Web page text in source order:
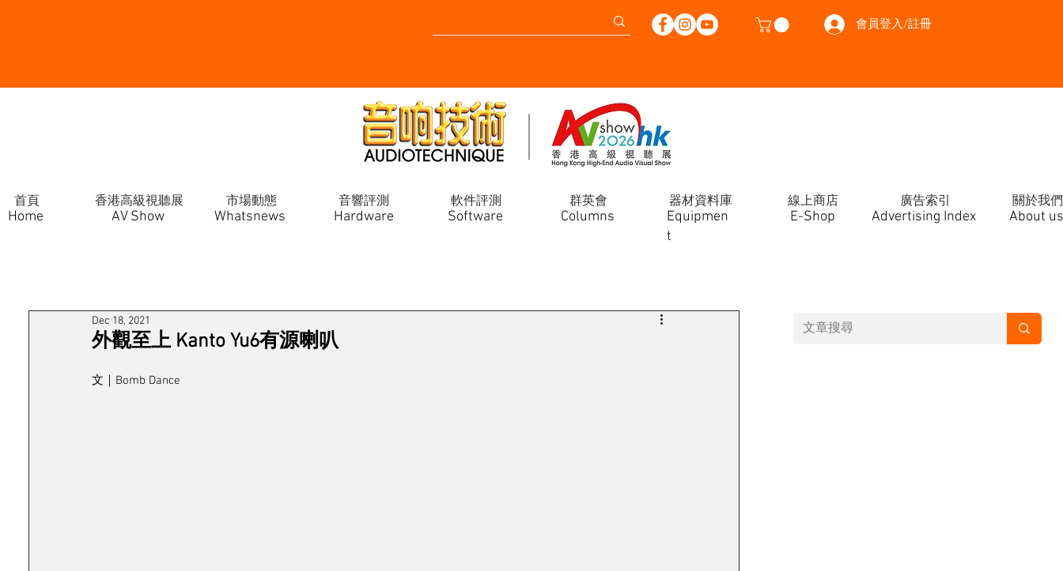
會員登入/註冊
Home
首頁 香港高級視聽展 市場動態 音響評測 軟件評測 群英會 器材資料庫 線上商店 廣告索引 關於我們
AV Show Whatsnews Hardware Software
Equipmen
t
E-Shop
Columns About us
Advertising Index
外觀至上 Kanto Yu6有源喇叭
Dec 18, 2021
文｜Bomb Dance